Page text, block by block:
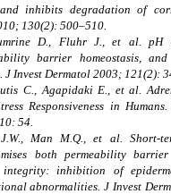
inhibits degradation of
130(2): 500–510.
D., Fluhr J., et al. pH
barrier homeostasis,
Invest Dermatol 2003; 121(2):
C., Agapidaki E., et al.
Responsiveness in
54.
Man M.Q., et al. Short-
both permeability
integrity: inhibition of
abnormalities. J Invest